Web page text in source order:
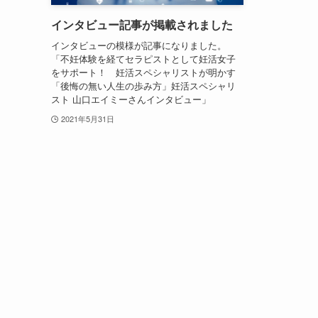
インタビュー記事が掲載されました
インタビューの模様が記事になりました。
「不妊体験を経てセラピストとして妊活女子
をサポート！ 妊活スペシャリストが明かす
「後悔の無い人生の歩み方」妊活スペシャリ
スト 山口エイミーさんインタビュー」
2021年5月31日